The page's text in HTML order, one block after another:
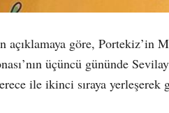
açıklamaya göre, Portekiz’in
üçüncü gününde
ile ikinci sıraya yerleşerek